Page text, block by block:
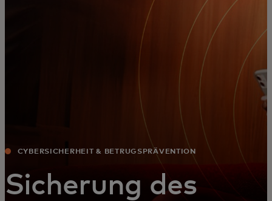
CYBERSICHERHEIT & BETRUGSPRÄVENTION
Sicherung des